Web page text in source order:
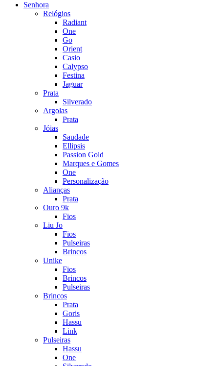
Senhora
Relógios
Radiant
One
Go
Orient
Casio
Calypso
Festina
Jaguar
Prata
Silverado
Argolas
Prata
Jóias
Saudade
Ellipsis
Passion Gold
Marques e Gomes
One
Personalização
Alianças
Prata
Ouro 9k
Fios
Liu Jo
Fios
Pulseiras
Brincos
Unike
Fios
Brincos
Pulseiras
Brincos
Prata
Goris
Hassu
Link
Pulseiras
Hassu
One